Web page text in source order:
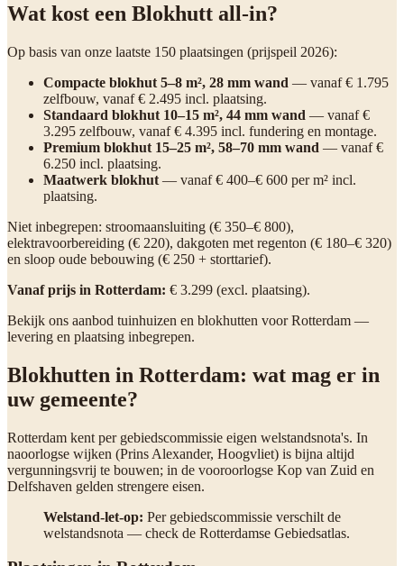
Wat kost een Blokhutt all-in?
Op basis van onze laatste 150 plaatsingen (prijspeil 2026):
Compacte blokhut 5–8 m², 28 mm wand — vanaf € 1.795
zelfbouw, vanaf € 2.495 incl. plaatsing.
Standaard blokhut 10–15 m², 44 mm wand — vanaf €
3.295 zelfbouw, vanaf € 4.395 incl. fundering en montage.
Premium blokhut 15–25 m², 58–70 mm wand — vanaf €
6.250 incl. plaatsing.
Maatwerk blokhut — vanaf € 400–€ 600 per m² incl.
plaatsing.
Niet inbegrepen: stroomaansluiting (€ 350–€ 800),
elektravoorbereiding (€ 220), dakgoten met regenton (€ 180–€ 320)
en sloop oude bebouwing (€ 250 + storttarief).
Vanaf prijs in Rotterdam: € 3.299 (excl. plaatsing).
Bekijk ons aanbod tuinhuizen en blokhutten voor Rotterdam —
levering en plaatsing inbegrepen.
Blokhutten in Rotterdam: wat mag er in
uw gemeente?
Rotterdam kent per gebiedscommissie eigen welstandsnota's. In
naoorlogse wijken (Prins Alexander, Hoogvliet) is bijna altijd
vergunningsvrij te bouwen; in de vooroorlogse Kop van Zuid en
Delfshaven gelden strengere eisen.
Welstand-let-op: Per gebiedscommissie verschilt de
welstandsnota — check de Rotterdamse Gebiedsatlas.